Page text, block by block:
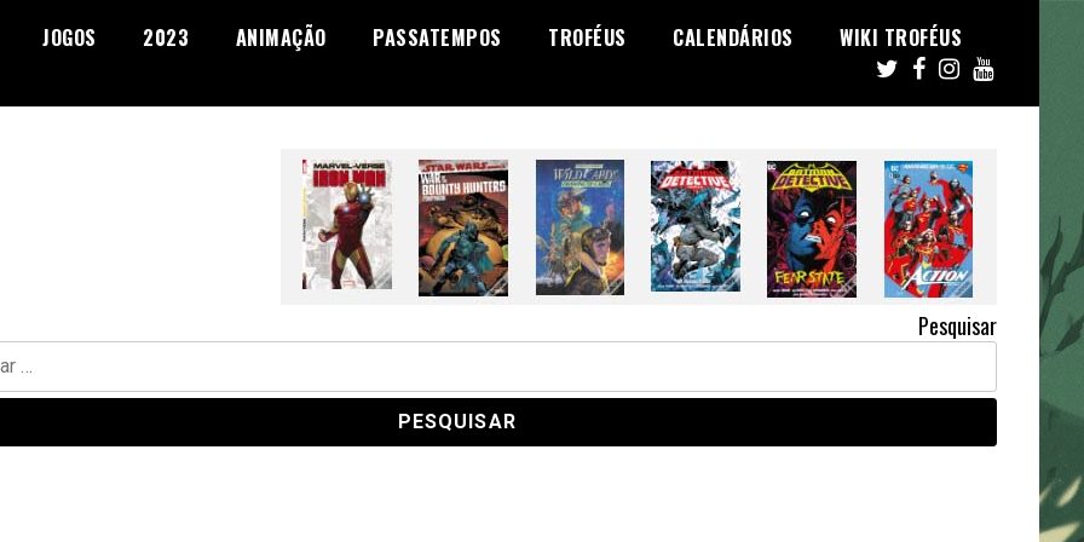
JOGOS 2023 ANIMAÇÃO PASSATEMPOS TROFÉUS CALENDÁRIOS WIKI TROFÉUS
Pesquisar